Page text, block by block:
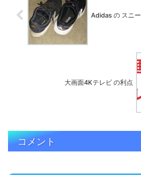
Adidas の スニ
大画面4Kテレビ の利点
コメント